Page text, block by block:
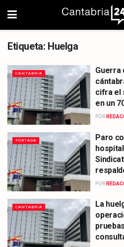
Etiqueta: Huelga
CANTABRIA
Guerra
cifra el
en un
POR
PORTADA
Paro
POR
CANTABRIA
La